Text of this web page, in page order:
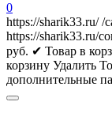
0
https://sharik33.ru/ /
https://sharik33.ru/
руб. ✔ Товар в
корзину Удалить
дополнительные